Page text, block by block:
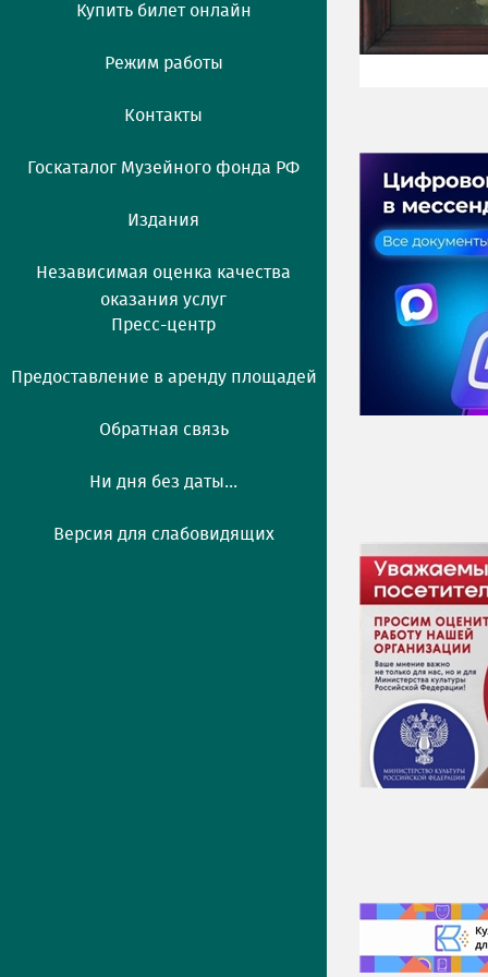
Купить билет онлайн
Режим работы
Контакты
Госкаталог Музейного фонда РФ
Издания
Независимая оценка качества
оказания услуг
Пресс-центр
Предоставление в аренду площадей
Обратная связь
Ни дня без даты...
Версия для слабовидящих